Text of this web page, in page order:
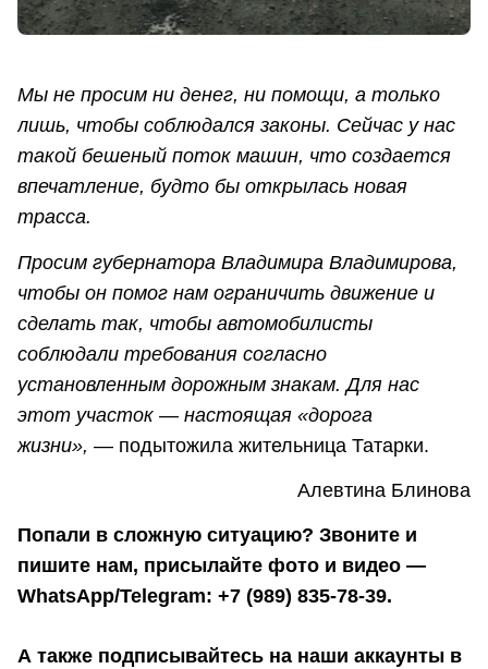
Мы не просим ни денег, ни помощи, а только
лишь, чтобы соблюдался законы. Сейчас у нас
такой бешеный поток машин, что создается
впечатление, будто бы открылась новая
трасса.
Просим губернатора Владимира Владимирова,
чтобы он помог нам ограничить движение и
сделать так, чтобы автомобилисты
соблюдали требования согласно
установленным дорожным знакам. Для нас
этот участок — настоящая «дорога
жизни», — подытожила жительница Татарки.
Алевтина Блинова
Попали в сложную ситуацию? Звоните и
пишите нам, присылайте фото и видео —
WhatsApp/Telegram: +7 (989) 835-78-39.
А также подписывайтесь на наши аккаунты в